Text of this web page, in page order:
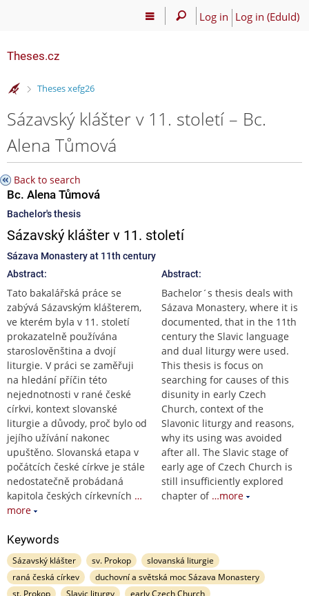
Log in Log in (EduId)
Theses.cz
>
Theses xefg26
Sázavský klášter v 11. století – Bc.
Alena Tůmová
Back to search
Bc. Alena Tůmová
Bachelor's thesis
Sázavský klášter v 11. století
Sázava Monastery at 11th century
Abstract:
Tato bakalářská práce se
zabývá Sázavským klášterem,
ve kterém byla v 11. století
prokazatelně používána
staroslověnština a dvojí
liturgie. V práci se zaměřuji
na hledání příčin této
nejednotnosti v rané české
církvi, kontext slovanské
liturgie a důvody, proč bylo od
jejího užívání nakonec
upuštěno. Slovanská etapa v
počátcích české církve je stále
nedostatečně probádaná
kapitola českých církevních …
more
Abstract:
Bachelor´s thesis deals with
Sázava Monastery, where it is
documented, that in the 11th
century the Slavic language
and dual liturgy were used.
This thesis is focus on
searching for causes of this
disunity in early Czech
Church, context of the
Slavonic liturgy and reasons,
why its using was avoided
after all. The Slavic stage of
early age of Czech Church is
still insufficiently explored
chapter of …more
Keywords
Sázavský klášter sv. Prokop
slovanská liturgie
raná česká církev
duchovní a světská moc Sázava Monastery
st. Prokop
Slavic liturgy
early Czech Church